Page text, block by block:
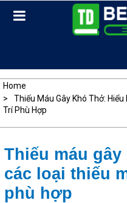
Skip
Home
Thiếu Máu Gây Khó Thở:
Trí Phù Hợp
Thiếu máu
các loại thiếu
phù hợp